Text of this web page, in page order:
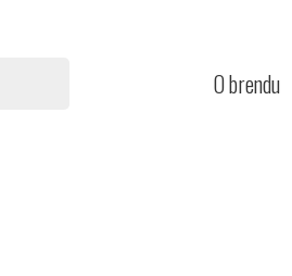
O brendu